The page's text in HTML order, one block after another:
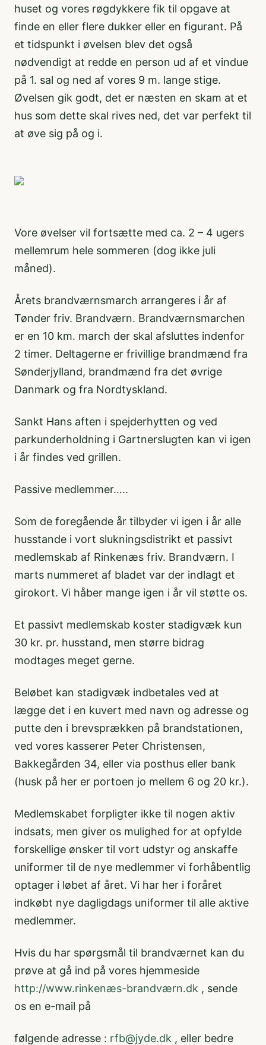
huset og vores røgdykkere fik til opgave at
finde en eller flere dukker eller en figurant. På
et tidspunkt i øvelsen blev det også
nødvendigt at redde en person ud af et vindue
på 1. sal og ned af vores 9 m. lange stige.
Øvelsen gik godt, det er næsten en skam at et
hus som dette skal rives ned, det var perfekt til
at øve sig på og i.
Vore øvelser vil fortsætte med ca. 2 – 4 ugers
mellemrum hele sommeren (dog ikke juli
måned).
Årets brandværnsmarch arrangeres i år af
Tønder friv. Brandværn. Brandværnsmarchen
er en 10 km. march der skal afsluttes indenfor
2 timer. Deltagerne er frivillige brandmænd fra
Sønderjylland, brandmænd fra det øvrige
Danmark og fra Nordtyskland.
Sankt Hans aften i spejderhytten og ved
parkunderholdning i Gartnerslugten kan vi igen
i år findes ved grillen.
Passive medlemmer…..
Som de foregående år tilbyder vi igen i år alle
husstande i vort slukningsdistrikt et passivt
medlemskab af Rinkenæs friv. Brandværn. I
marts nummeret af bladet var der indlagt et
girokort. Vi håber mange igen i år vil støtte os.
Et passivt medlemskab koster stadigvæk kun
30 kr. pr. husstand, men større bidrag
modtages meget gerne.
Beløbet kan stadigvæk indbetales ved at
lægge det i en kuvert med navn og adresse og
putte den i brevsprækken på brandstationen,
ved vores kasserer Peter Christensen,
Bakkegården 34, eller via posthus eller bank
(husk på her er portoen jo mellem 6 og 20 kr.).
Medlemskabet forpligter ikke til nogen aktiv
indsats, men giver os mulighed for at opfylde
forskellige ønsker til vort udstyr og anskaffe
uniformer til de nye medlemmer vi forhåbentlig
optager i løbet af året. Vi har her i foråret
indkøbt nye dagligdags uniformer til alle aktive
medlemmer.
Hvis du har spørgsmål til brandværnet kan du
prøve at gå ind på vores hjemmeside
http://www.rinkenæs-brandværn.dk , sende
os en e-mail på
følgende adresse : rfb@jyde.dk , eller bedre